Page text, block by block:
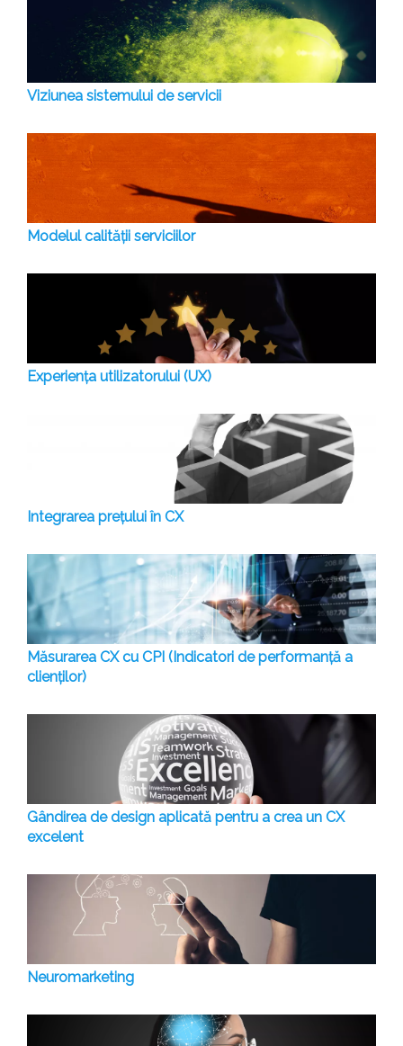
Viziunea sistemului de servicii
Modelul calității serviciilor
Experiența utilizatorului (UX)
Integrarea prețului în CX
Măsurarea CX cu CPI (Indicatori de performanță a
clienților)
Gândirea de design aplicată pentru a crea un CX
excelent
Neuromarketing